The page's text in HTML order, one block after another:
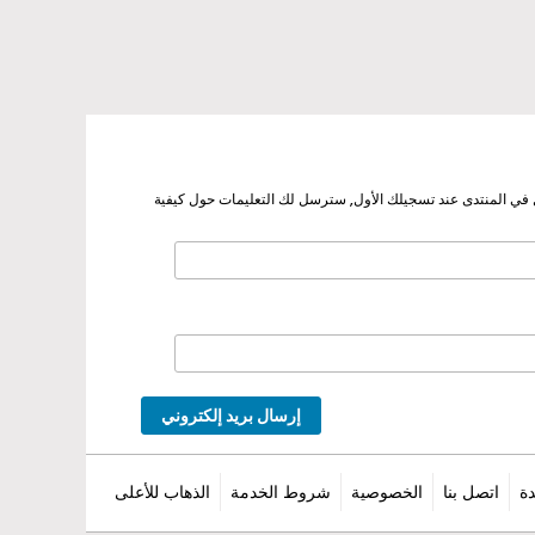
في المنتدى عند تسجيلك الأول, سترسل لك التعليمات حول كيفية
إرسال بريد إلكتروني
اتصل بنا الخصوصية شروط الخدمة الذهاب للأعلى